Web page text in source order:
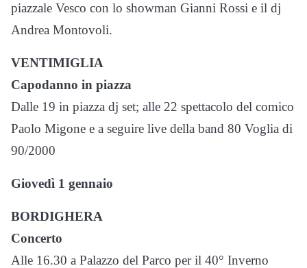
piazzale Vesco con lo showman Gianni Rossi e il dj
Andrea Montovoli.
VENTIMIGLIA
Capodanno in piazza
Dalle 19 in piazza dj set; alle 22 spettacolo del comico
Paolo Migone e a seguire live della band 80 Voglia di
90/2000
Giovedì 1 gennaio
BORDIGHERA
Concerto
Alle 16.30 a Palazzo del Parco per il 40° Inverno